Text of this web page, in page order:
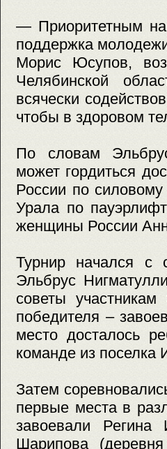
— Приоритетным
поддержка
Морис Юсупов,
Челябинской
всячески
чтобы в здоровом
По словам
может гордиться
России по
Урала по
женщины России
Турнир начался с
Эльбрус
советы
победителя –
место досталось
команде из поселка
Затем
первые места в
завоевали Регина
Шарипова